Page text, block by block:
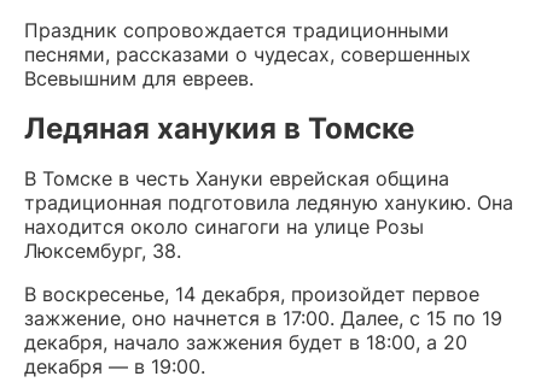
Праздник сопровождается традиционными
песнями, рассказами о чудесах, совершенных
Всевышним для евреев.
Ледяная ханукия в Томске
В Томске в честь Хануки еврейская община
традиционная подготовила ледяную ханукию. Она
находится около синагоги на улице Розы
Люксембург, 38.
В воскресенье, 14 декабря, произойдет первое
зажжение, оно начнется в 17:00. Далее, с 15 по 19
декабря, начало зажжения будет в 18:00, а 20
декабря — в 19:00.